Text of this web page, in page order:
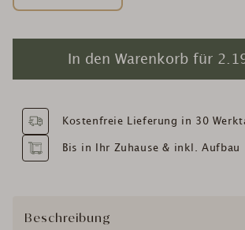
In den Warenkorb für
Kostenfreie Lieferung in 30
Bis in Ihr Zuhause & inkl. Aufbau
Beschreibung